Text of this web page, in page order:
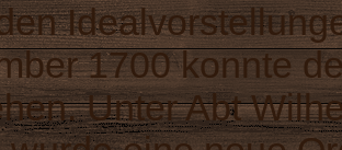
1700 konnte
Unter Abt